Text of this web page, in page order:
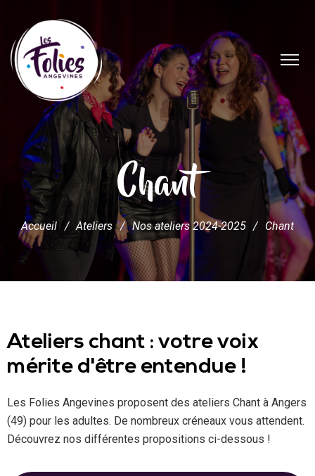
Chant
Accueil / Ateliers / Nos ateliers 2024-2025 / Chant
Ateliers chant : votre voix
mérite d'être entendue !
Les Folies Angevines proposent des ateliers Chant à Angers
(49) pour les adultes. De nombreux créneaux vous attendent.
Découvrez nos différentes propositions ci-dessous !